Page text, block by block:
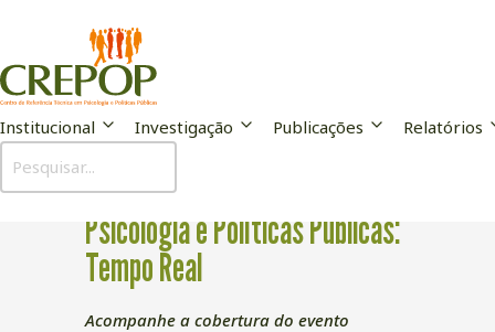
Institucional Investigação Publicações Relatórios
XI Seminário Nacional de
Psicologia e Políticas Públicas:
Tempo Real
Acompanhe a cobertura do evento